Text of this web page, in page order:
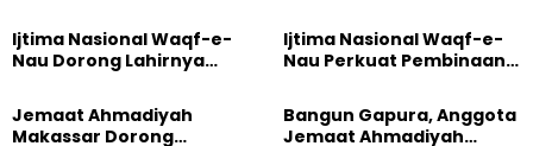
Pengabdian
Dunia
Ijtima Nasional Waqf-e-
Nau Dorong Lahirnya
Ijtima Nasional Waqf-e-
Nau Perkuat Pembinaan
Jemaat Ahmadiyah
Makassar Dorong
Bangun Gapura, Anggota
Jemaat Ahmadiyah